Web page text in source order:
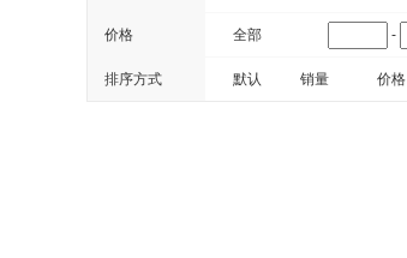
价格 全部 -
排序方式 默认 销量 价格